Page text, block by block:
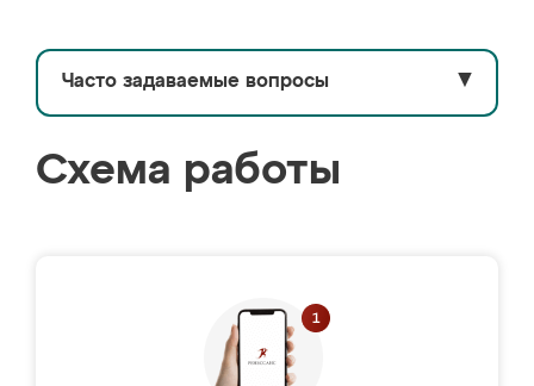
Часто задаваемые вопросы ▼
Схема работы